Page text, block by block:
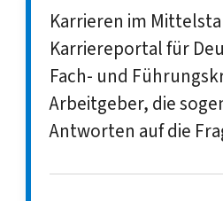
Karrieren im
Karriereportal für
Fach- und
Arbeitgeber, die
Antworten auf die